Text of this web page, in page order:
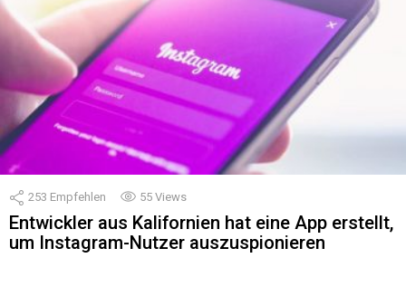
253 Empfehlen 55 Views
Entwickler aus Kalifornien hat eine App erstellt,
um Instagram-Nutzer auszuspionieren